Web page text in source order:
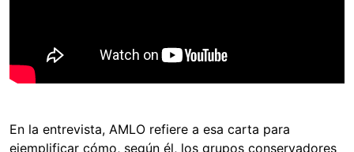
En la entrevista, AMLO refiere a esa carta para
ejemplificar cómo, según él, los grupos conservadores